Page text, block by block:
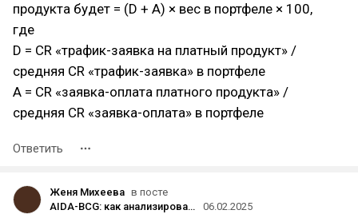
продукта будет = (D + A) × вес в портфеле × 100,
где
D = CR «трафик-заявка на платный продукт» /
средняя CR «трафик-заявка» в портфеле
A = CR «заявка-оплата платного продукта» /
средняя CR «заявка-оплата» в портфеле
Ответить
Женя Михеева в посте
AIDA-BCG: как анализировать бесплатные продукты, чтобы повысить продажи
06.02.2025